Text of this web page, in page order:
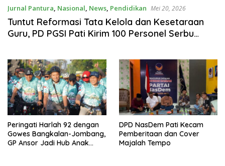
Jurnal Pantura, Nasional, News, Pendidikan Mei 20, 2026
Tuntut Reformasi Tata Kelola dan Kesetaraan
Guru, PD PGSI Pati Kirim 100 Personel Serbu
Peringati Harlah 92 dengan
Gowes Bangkalan-Jombang,
GP Ansor Jadi Hub Anak
DPD NasDem Pati Kecam
Pemberitaan dan Cover
Majalah Tempo